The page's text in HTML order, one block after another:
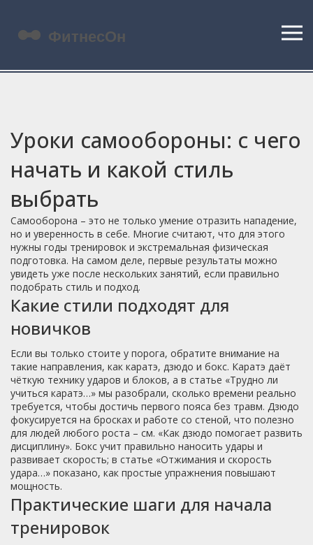
Уроки самообороны: с чего
начать и какой стиль
выбрать
Самооборона – это не только умение отразить нападение,
но и уверенность в себе. Многие считают, что для этого
нужны годы тренировок и экстремальная физическая
подготовка. На самом деле, первые результаты можно
увидеть уже после нескольких занятий, если правильно
подобрать стиль и подход.
Какие стили подходят для
новичков
Если вы только стоите у порога, обратите внимание на
такие направления, как каратэ, дзюдо и бокс. Каратэ даёт
чёткую технику ударов и блоков, а в статье «Трудно ли
учиться каратэ…» мы разобрали, сколько времени реально
требуется, чтобы достичь первого пояса без травм. Дзюдо
фокусируется на бросках и работе со стеной, что полезно
для людей любого роста – см. «Как дзюдо помогает развить
дисциплину». Бокс учит правильно наносить удары и
развивает скорость; в статье «Отжимания и скорость
удара…» показано, как простые упражнения повышают
мощность.
Практические шаги для начала
тренировок